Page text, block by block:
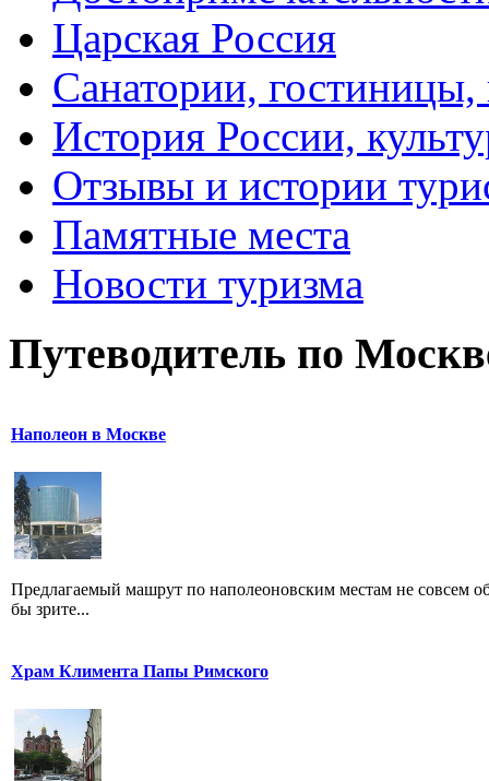
Царская Россия
Санатории, гостиницы,
История России,
Отзывы и истории
Памятные места
Новости туризма
Путеводитель по
Наполеон в Москве
Предлагаемый машрут по наполеоновским местам не совсем
бы зрите...
Храм Климента Папы Римского